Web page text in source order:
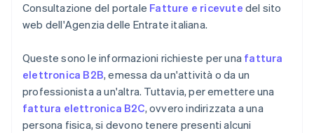
Consultazione del portale Fatture e ricevute del sito
web dell'Agenzia delle Entrate italiana.
Queste sono le informazioni richieste per una fattura
elettronica B2B, emessa da un'attività o da un
professionista a un'altra. Tuttavia, per emettere una
fattura elettronica B2C, ovvero indirizzata a una
persona fisica, si devono tenere presenti alcuni